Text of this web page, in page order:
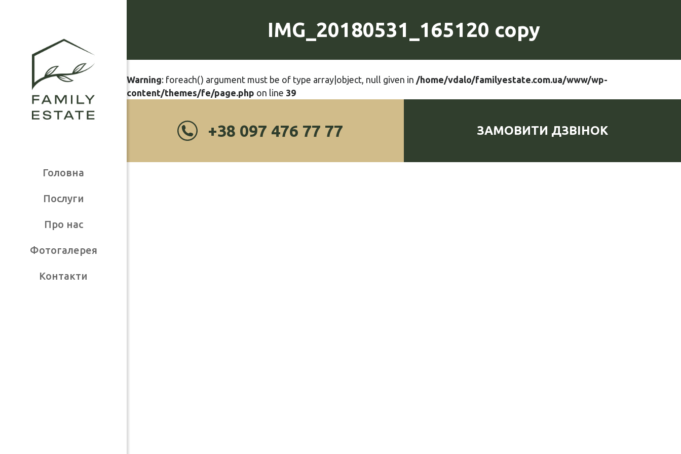
Головна
Послуги
Про нас
Фотогалерея
Контакти
IMG_20180531_165120 copy
Warning: foreach() argument must be of type array|object, null given in /home/vdalo/familyestate.com.ua/www/wp-
content/themes/fe/page.php on line 39
+38 097 476 77 77 ЗАМОВИТИ ДЗВІНОК